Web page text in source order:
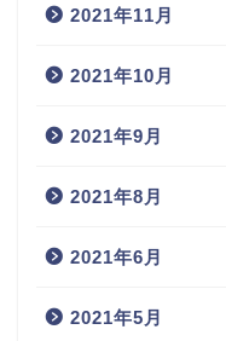
2021年11月
2021年10月
2021年9月
2021年8月
2021年6月
2021年5月